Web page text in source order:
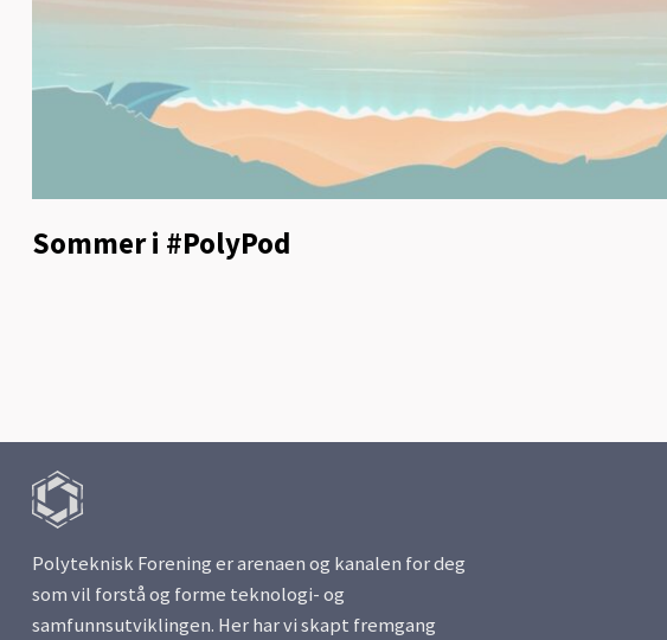
Sommer i #PolyPod
Polyteknisk Forening er arenaen og kanalen for deg
som vil forstå og forme teknologi- og
samfunnsutviklingen. Her har vi skapt fremgang